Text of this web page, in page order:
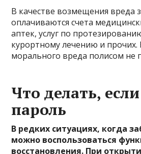
В качестве возмещения вреда
оплачиваются счета
аптек, услуг по
курортному лечению и прочих.
морального вреда полисом не
Что делать,
пароль
В редких ситуациях, когда
можно воспользоваться
восстановления. При